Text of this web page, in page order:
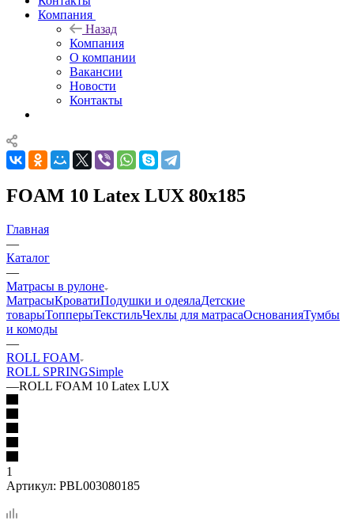
Компания
Назад
Компания
О компании
Вакансии
Новости
Контакты
FOAM 10 Latex LUX 80x185
Главная
—
Каталог
—
Матрасы в рулоне
МатрасыКроватиПодушки и одеялаДетские
товарыТопперыТекстильЧехлы для матрасаОснованияТумбы
и комоды
—
ROLL FOAM
ROLL SPRINGSimple
—ROLL FOAM 10 Latex LUX
1
Артикул: PBL003080185